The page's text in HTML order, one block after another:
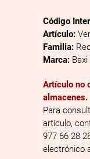
Código
Artículo:
Familia:
Marca:
Artículo no
almacenes.
Para
artículo,
977 66 28
electrónico